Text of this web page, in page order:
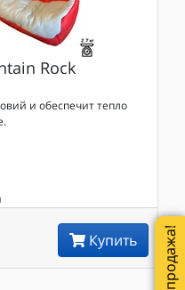
Rock
и обеспечит тепло
Купить Распродажа!